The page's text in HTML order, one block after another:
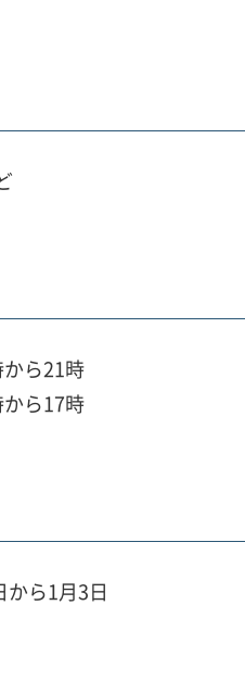
から21時
から17時
ら1月3日